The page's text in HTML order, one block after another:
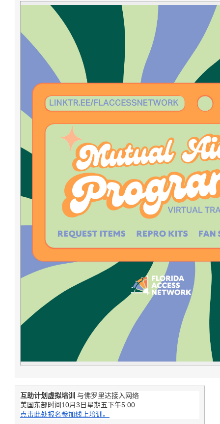
互助计划虚拟培训
与佛罗里达接入网络
美国东部时间10月3日星期五下午5:00
点击此处报名参加线上培训。